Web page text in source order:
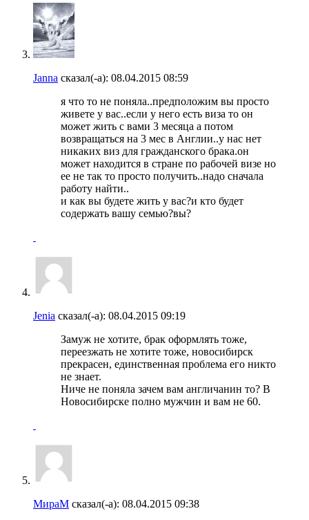
Janna сказал(-а): 08.04.2015 08:59
я что то не поняла..предположим вы просто
живете у вас..если у него есть виза то он
может жить с вами 3 месяца а потом
возвращаться на 3 мес в Англии..у нас нет
никаких виз для гражданского брака.он
может находится в стране по рабочей визе но
ее не так то просто получить..надо сначала
работу найти..
и как вы будете жить у вас?и кто будет
содержать вашу семью?вы?
Jenia сказал(-а): 08.04.2015 09:19
Замуж не хотите, брак оформлять тоже,
переезжать не хотите тоже, новосибирск
прекрасен, единственная проблема его никто
не знает.
Ниче не поняла зачем вам англичанин то? В
Новосибирске полно мужчин и вам не 60.
МираМ сказал(-а): 08.04.2015 09:38